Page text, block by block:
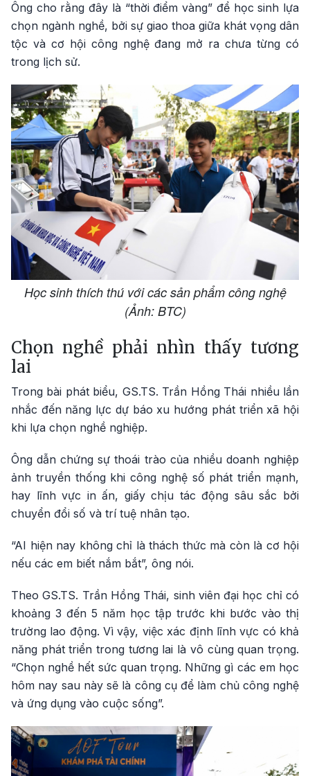
Ông cho rằng đây là “thời điểm vàng” để học sinh lựa
chọn ngành nghề, bởi sự giao thoa giữa khát vọng dân
tộc và cơ hội công nghệ đang mở ra chưa từng có
trong lịch sử.
Học sinh thích thú với các sản phẩm công nghệ
(Ảnh: BTC)
Chọn nghề phải nhìn thấy tương
lai
Trong bài phát biểu, GS.TS. Trần Hồng Thái nhiều lần
nhắc đến năng lực dự báo xu hướng phát triển xã hội
khi lựa chọn nghề nghiệp.
Ông dẫn chứng sự thoái trào của nhiều doanh nghiệp
ảnh truyền thống khi công nghệ số phát triển mạnh,
hay lĩnh vực in ấn, giấy chịu tác động sâu sắc bởi
chuyển đổi số và trí tuệ nhân tạo.
“AI hiện nay không chỉ là thách thức mà còn là cơ hội
nếu các em biết nắm bắt”, ông nói.
Theo GS.TS. Trần Hồng Thái, sinh viên đại học chỉ có
khoảng 3 đến 5 năm học tập trước khi bước vào thị
trường lao động. Vì vậy, việc xác định lĩnh vực có khả
năng phát triển trong tương lai là vô cùng quan trọng.
“Chọn nghề hết sức quan trọng. Những gì các em học
hôm nay sau này sẽ là công cụ để làm chủ công nghệ
và ứng dụng vào cuộc sống”.